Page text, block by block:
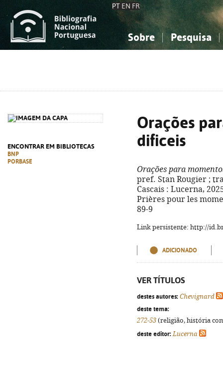
PT EN FR
Sobre Pesquisa
ENCONTRAR EM BIBLIOTECAS
BNP
PORBASE
Orações
dificeis
Orações para
pref. Stan Rougier ;
Cascais : Lucerna,
Prières pour les
89-9
Link persistente: http://
ADICIONADO
VER TÍTULOS
destes autores: Chevignard
deste tema:
272-53 (religião, história
deste editor: Lucerna